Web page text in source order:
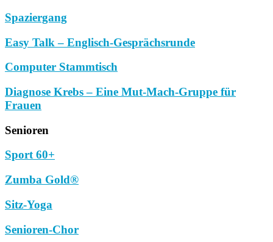
Spaziergang
Easy Talk – Englisch-Gesprächsrunde
Computer Stammtisch
Diagnose Krebs – Eine Mut-Mach-Gruppe für
Frauen
Senioren
Sport 60+
Zumba Gold®
Sitz-Yoga
Senioren-Chor